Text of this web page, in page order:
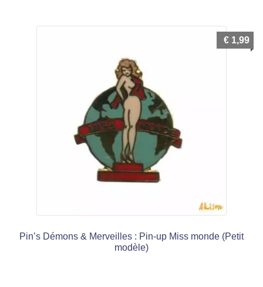
Pin’s Démons & Merveilles : Pin-up Miss monde (Petit
modèle)
€ 1,99